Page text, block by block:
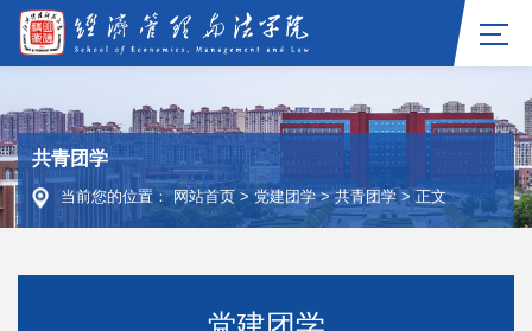
共青团学
当前您的位置：网站首页 > 党建团学>共青团学 >正文